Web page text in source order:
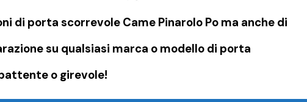
di porta scorrevole Came Pinarolo Po ma anche di
su qualsiasi marca o modello di porta
o girevole!